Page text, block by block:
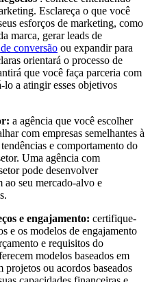
Esclareça o que você
esforços de marketing, como
marca, gerar leads de
conversão ou expandir para
orientará o processo de
que você faça parceria com
lo a atingir esses objetivos
a agência que você escolher
com empresas semelhantes à
e comportamento do
Uma agência com
pode desenvolver
ao seu mercado-alvo e
e engajamento: certifique-
e os modelos de engajamento
e requisitos do
modelos baseados em
projetos ou acordos baseados